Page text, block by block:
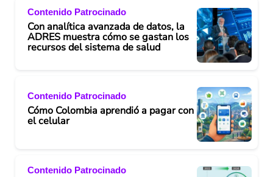
Contenido Patrocinado
Con analítica avanzada de datos, la
ADRES muestra cómo se gastan los
recursos del sistema de salud
Contenido Patrocinado
Cómo Colombia aprendió a pagar con
el celular
Contenido Patrocinado